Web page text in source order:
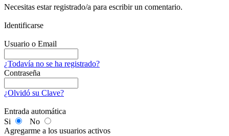
Necesitas estar registrado/a para escribir un comentario.
Identificarse
Usuario o Email
¿Todavía no se ha registrado?
Contraseña
¿Olvidó su Clave?
Entrada automática
Si
No
Agregarme a los usuarios activos